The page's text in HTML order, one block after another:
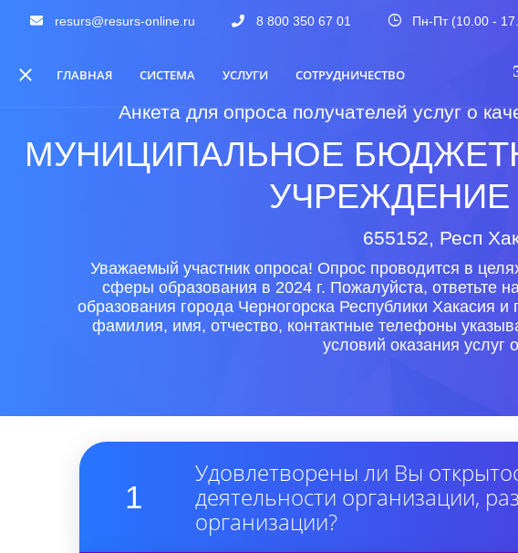
resurs@resurs-online.ru 8 800 350 67 01 Пн-Пт (10.00 -
ГЛАВНАЯ СИСТЕМА УСЛУГИ СОТРУДНИЧЕСТВО
Анкета для опроса получателей услуг о
МУНИЦИПАЛЬНОЕ
УЧРЕЖДЕНИЕ
655152, Респ
Уважаемый участник опроса! Опрос проводится в
сферы образования в 2024 г. Пожалуйста, ответьте
образования города Черногорска Республики Хакасия
фамилия, имя, отчество, контактные телефоны
условий оказания услуг
1
Удовлетворены ли Вы
деятельности организации,
организации?